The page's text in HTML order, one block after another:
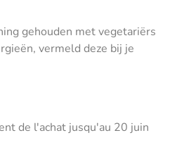
gehouden met vegetariërs
vermeld deze bij je
de l'achat jusqu'au 20 juin